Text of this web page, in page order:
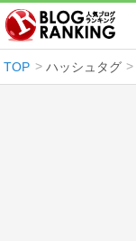
TOP ハッシュタグ